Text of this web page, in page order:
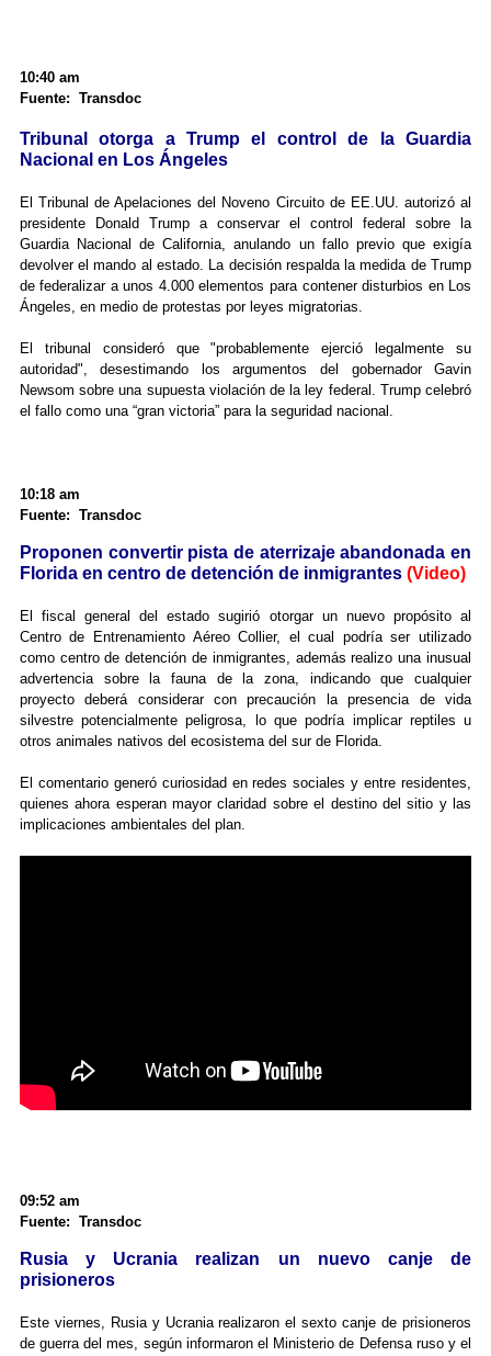
10:40 am
Fuente: Transdoc
Tribunal otorga a Trump el control de la Guardia
Nacional en Los Ángeles
El Tribunal de Apelaciones del Noveno Circuito de EE.UU. autorizó al
presidente Donald Trump a conservar el control federal sobre la
Guardia Nacional de California, anulando un fallo previo que exigía
devolver el mando al estado. La decisión respalda la medida de Trump
de federalizar a unos 4.000 elementos para contener disturbios en Los
Ángeles, en medio de protestas por leyes migratorias.
El tribunal consideró que "probablemente ejerció legalmente su
autoridad", desestimando los argumentos del gobernador Gavin
Newsom sobre una supuesta violación de la ley federal. Trump celebró
el fallo como una “gran victoria” para la seguridad nacional.
10:18 am
Fuente: Transdoc
Proponen convertir pista de aterrizaje abandonada en
Florida en centro de detención de inmigrantes (Video)
El fiscal general del estado sugirió otorgar un nuevo propósito al
Centro de Entrenamiento Aéreo Collier, el cual podría ser utilizado
como centro de detención de inmigrantes, además realizo una inusual
advertencia sobre la fauna de la zona, indicando que cualquier
proyecto deberá considerar con precaución la presencia de vida
silvestre potencialmente peligrosa, lo que podría implicar reptiles u
otros animales nativos del ecosistema del sur de Florida.
El comentario generó curiosidad en redes sociales y entre residentes,
quienes ahora esperan mayor claridad sobre el destino del sitio y las
implicaciones ambientales del plan.
09:52 am
Fuente: Transdoc
Rusia y Ucrania realizan un nuevo canje de
prisioneros
Este viernes, Rusia y Ucrania realizaron el sexto canje de prisioneros
de guerra del mes, según informaron el Ministerio de Defensa ruso y el